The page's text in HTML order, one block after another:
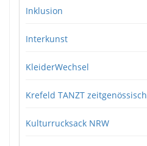
Inklusion
Interkunst
KleiderWechsel
Krefeld TANZT zeitgenössisch
Kulturrucksack NRW